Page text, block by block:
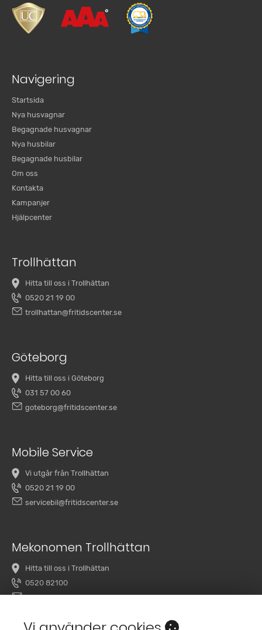
Navigering
Startsida
Nya husvagnar
Begagnade husvagnar
Nya husbilar
Begagnade husbilar
Om oss
Kontakta
Kampanjer
Hjälpcenter
Trollhättan
Hitta till oss i Trollhättan
0520 21 19 00
trollhattan@fritidscenter.se
Göteborg
Hitta till oss i Göteborg
031 57 00 60
goteborg@fritidscenter.se
Mobile Service
Vi utgår från Trollhättan
0520 21 19 00
servicebil@fritidscenter.se
Mekonomen Trollhättan
Hitta till oss i Trollhättan
0520 82100
overby@mekonomenbilverkstad.se